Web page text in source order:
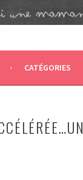
DEUX FOIS
CATÉGORIES